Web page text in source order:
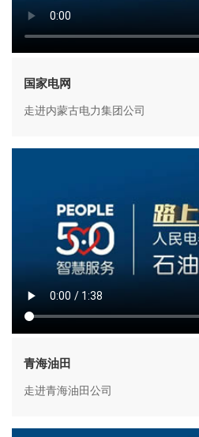
国家电网
走进内蒙古电力集团公司
青海油田
走进青海油田公司